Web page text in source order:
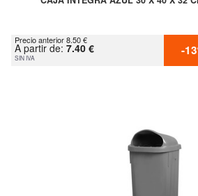
Precio anterior 8.50 €
A partir de: 7.40 €
SIN IVA -